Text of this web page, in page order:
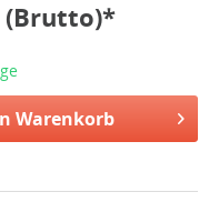
(Brutto)*
Warenkorb